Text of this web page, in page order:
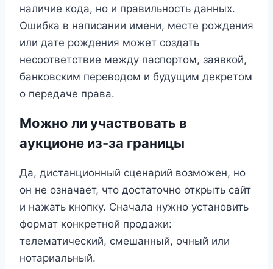
наличие кода, но и правильность данных.
Ошибка в написании имени, месте рождения
или дате рождения может создать
несоответствие между паспортом, заявкой,
банковским переводом и будущим декретом
о передаче права.
Можно ли участвовать в
аукционе из-за границы
Да, дистанционный сценарий возможен, но
он не означает, что достаточно открыть сайт
и нажать кнопку. Сначала нужно установить
формат конкретной продажи:
телематический, смешанный, очный или
нотариальный.